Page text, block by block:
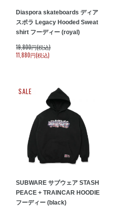
Diaspora skateboards ディア
スポラ Legacy Hooded Sweat
shirt フーディー (royal)
19,800円(税込)
11,880円(税込)
SALE
SUBWARE サブウェア STASH
PEACE + TRAINCAR HOODIE
フーディー (black)